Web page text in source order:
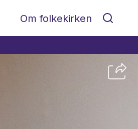
Om folkekirken